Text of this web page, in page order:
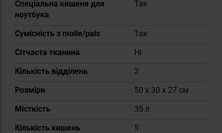
Спеціальна кишеня для
ноутбука
Так
Сумісність з molle/pals
Так
Сітчаста тканина
Ні
Кількість відділень
2
Розміри
50 x 30 x 27 см
Місткість
35 л
Кількість кишень
5